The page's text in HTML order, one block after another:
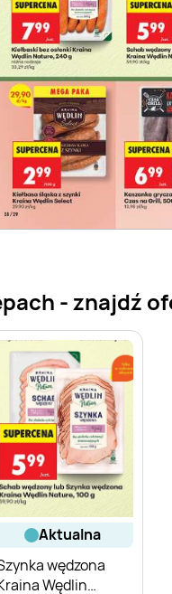
- znajdź
aktualna
wędzona
Wędlin